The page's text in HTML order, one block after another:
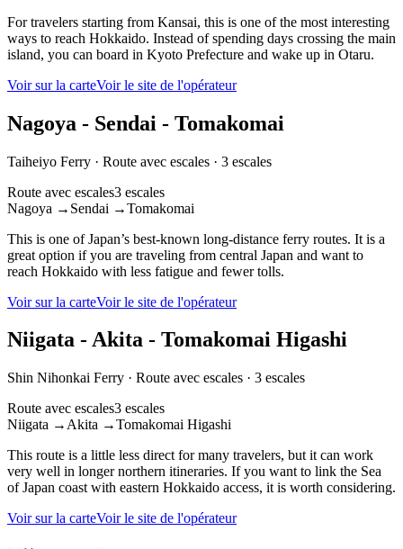
For travelers starting from Kansai, this is one of the most interesting
ways to reach Hokkaido. Instead of spending days crossing the main
island, you can board in Kyoto Prefecture and wake up in Otaru.
Voir sur la carteVoir le site de l'opérateur
Nagoya - Sendai - Tomakomai
Taiheiyo Ferry · Route avec escales · 3 escales
Route avec escales3 escales
Nagoya → Sendai →Tomakomai
This is one of Japan’s best-known long-distance ferry routes. It is a
great option if you are traveling from central Japan and want to
reach Hokkaido with less fatigue and fewer tolls.
Voir sur la carteVoir le site de l'opérateur
Niigata - Akita - Tomakomai Higashi
Shin Nihonkai Ferry · Route avec escales · 3 escales
Route avec escales3 escales
Niigata → Akita →Tomakomai Higashi
This route is a little less direct for many travelers, but it can work
very well in longer northern itineraries. If you want to link the Sea
of Japan coast with eastern Hokkaido access, it is worth considering.
Voir sur la carteVoir le site de l'opérateur